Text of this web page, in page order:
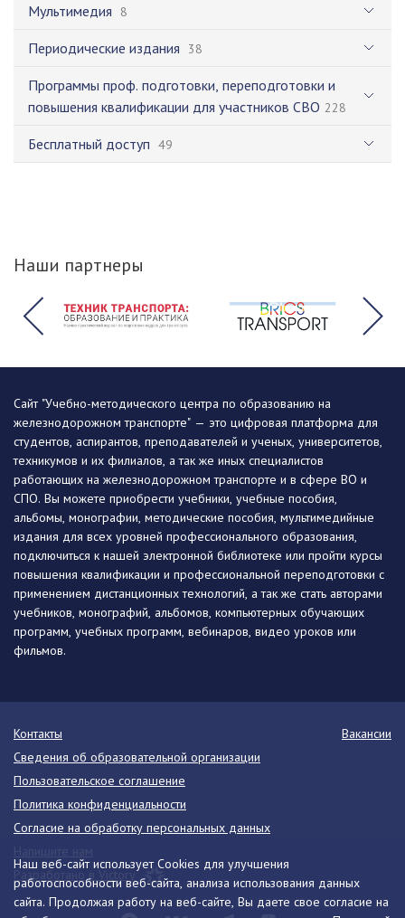
Мультимедия 8
Периодические издания 38
Программы проф. подготовки, переподготовки и
повышения квалификации для участников СВО 228
Бесплатный доступ 49
Наши партнеры
Наш веб-сайт использует Cookies для улучшения
работоспособности веб-сайта, анализа использования данных
сайта. Продолжая работу на веб-сайте, Вы даете свое согласие на
Сайт "Учебно-методического центра по образованию на
железнодорожном транспорте" — это цифровая платформа для
студентов, аспирантов, преподавателей и ученых, университетов,
техникумов и их филиалов, а так же иных специалистов
работающих на железнодорожном транспорте и в сфере ВО и
СПО. Вы можете приобрести учебники, учебные пособия,
альбомы, монографии, методические пособия, мультимедийные
издания для всех уровней профессионального образования,
подключиться к нашей электронной библиотеке или пройти курсы
повышения квалификации и профессиональной переподготовки с
применением дистанционных технологий, а так же стать авторами
учебников, монографий, альбомов, компьютерных обучающих
программ, учебных программ, вебинаров, видео уроков или
фильмов.
Контакты
Вакансии
Сведения об образовательной организации
Пользовательское соглашение
Политика конфиденциальности
Согласие на обработку персональных данных
Разработано в Victory